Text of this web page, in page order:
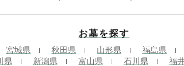
お墓を探す
宮城県 秋田県 山形県 福島県
県 新潟県 富山県 石川県 福